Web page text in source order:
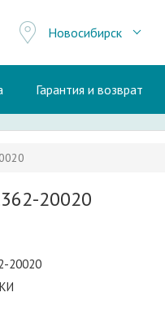
Новосибирск
Гарантия и возврат
20020
20020